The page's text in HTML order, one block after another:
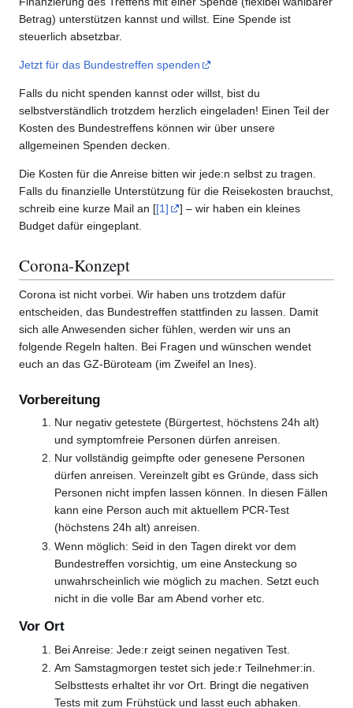
Betrag) unterstützen kannst und willst. Eine Spende ist
steuerlich absetzbar.
Jetzt für das Bundestreffen spenden
Falls du nicht spenden kannst oder willst, bist du
selbstverständlich trotzdem herzlich eingeladen! Einen Teil der
Kosten des Bundestreffens können wir über unsere
allgemeinen Spenden decken.
Die Kosten für die Anreise bitten wir jede:n selbst zu tragen.
Falls du finanzielle Unterstützung für die Reisekosten brauchst,
schreib eine kurze Mail an [[1]
] – wir haben ein kleines
Budget dafür eingeplant.
Corona-Konzept
Corona ist nicht vorbei. Wir haben uns trotzdem dafür
entscheiden, das Bundestreffen stattfinden zu lassen. Damit
sich alle Anwesenden sicher fühlen, werden wir uns an
folgende Regeln halten. Bei Fragen und wünschen wendet
euch an das GZ-Büroteam (im Zweifel an Ines).
Vorbereitung
Nur negativ getestete (Bürgertest, höchstens 24h alt)
und symptomfreie Personen dürfen anreisen.
Nur vollständig geimpfte oder genesene Personen
dürfen anreisen. Vereinzelt gibt es Gründe, dass sich
Personen nicht impfen lassen können. In diesen Fällen
kann eine Person auch mit aktuellem PCR-Test
(höchstens 24h alt) anreisen.
Wenn möglich: Seid in den Tagen direkt vor dem
Bundestreffen vorsichtig, um eine Ansteckung so
unwahrscheinlich wie möglich zu machen. Setzt euch
nicht in die volle Bar am Abend vorher etc.
Vor Ort
Bei Anreise: Jede:r zeigt seinen negativen Test.
Am Samstagmorgen testet sich jede:r Teilnehmer:in.
Selbsttests erhaltet ihr vor Ort. Bringt die negativen
Tests mit zum Frühstück und lasst euch abhaken.